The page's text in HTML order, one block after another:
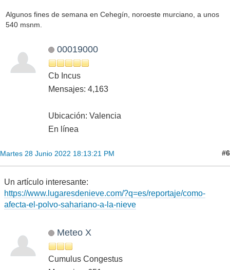
Algunos fines de semana en Cehegín, noroeste murciano, a unos
540 msnm.
00019000
Cb Incus
Mensajes: 4,163
Ubicación: Valencia
En línea
Martes 28 Junio 2022 18:13:21 PM #6
Un artículo interesante:
https://www.lugaresdenieve.com/?q=es/reportaje/como-
afecta-el-polvo-sahariano-a-la-nieve
Meteo X
Cumulus Congestus